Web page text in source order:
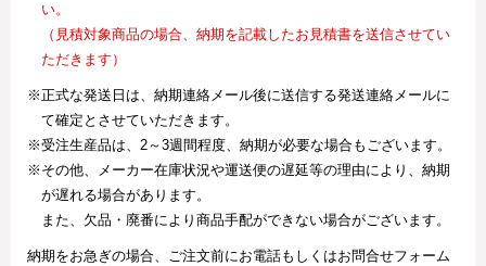
い。
（見積対象商品の場合、納期を記載したお見積書を送信させてい
ただきます）
※正式な発送日は、納期連絡メール後に送信する発送連絡メールに
て確定とさせていただきます。
※受注生産品は、2～3週間程度、納期が必要な場合もございます。
※その他、メーカー在庫状況や運送便の遅延等の理由により、納期
が遅れる場合があります。
また、欠品・廃番により商品手配ができない場合がございます。
納期をお急ぎの場合、ご注文前にお電話もしくはお問合せフォーム